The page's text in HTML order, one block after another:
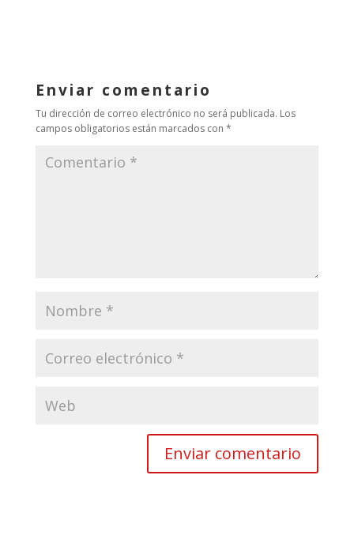
Enviar comentario
Tu dirección de correo electrónico no será publicada. Los
campos obligatorios están marcados con *